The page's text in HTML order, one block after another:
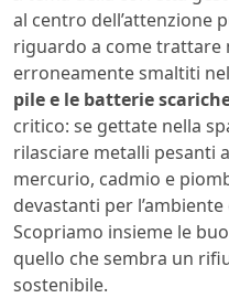
al centro dell’attenzione
riguardo a come trattare
erroneamente smaltiti
pile e le batterie
critico: se gettate nella
rilasciare metalli pesanti
mercurio, cadmio e
devastanti per
Scopriamo insieme le
quello che sembra un
sostenibile.